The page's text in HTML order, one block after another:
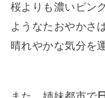
桜よりも濃いピン
ようなたおやかさ
晴れやかな気分を